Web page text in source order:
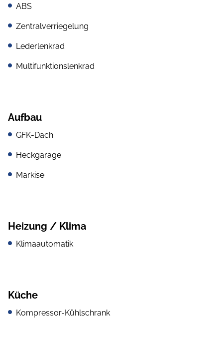
ABS
Zentralverriegelung
Lederlenkrad
Multifunktionslenkrad
Aufbau
GFK-Dach
Heckgarage
Markise
Heizung / Klima
Klimaautomatik
Küche
Kompressor-Kühlschrank